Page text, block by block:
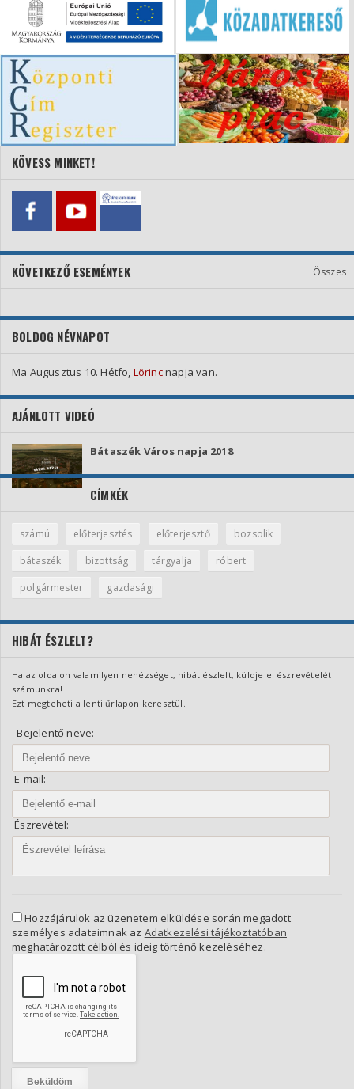
KÖVESS MINKET!
KÖVETKEZŐ ESEMÉNYEK Összes
BOLDOG NÉVNAPOT
Ma Augusztus 10. Hétfo, Lörincnapja van.
AJÁNLOTT VIDEÓ
Bátaszék Város napja 2018
CÍMKÉK
számú előterjesztés előterjesztő
bozsolik
bátaszék
bizottság tárgyalja
róbert
polgármester
gazdasági
HIBÁT ÉSZLELT?
Ha az oldalon valamilyen nehézséget, hibát észlelt, küldje el észrevételét
számunkra!
Ezt megteheti a lenti űrlapon keresztül.
Bejelentő neve:
E-mail:
Észrevétel:
Hozzájárulok az üzenetem elküldése során megadott
személyes adataimnak az Adatkezelési tájékoztatóban
meghatározott célból és ideig történő kezeléséhez.